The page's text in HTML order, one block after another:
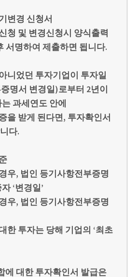
변경 신청서
청 및 변경신청시 양식출력
서명하여 제출하면 됩니다.
니었던 투자기업이 투자일
명서 변경일)로부터 2년이
과세연도 안에
을 받게 된다면, 투자확인서
다.
우, 법인 등기사항전부증명
‘변경일’
우, 법인 등기사항전부증명
한 투자는 당해 기업의 ‘최초
에 대한 투자확인서 발급은